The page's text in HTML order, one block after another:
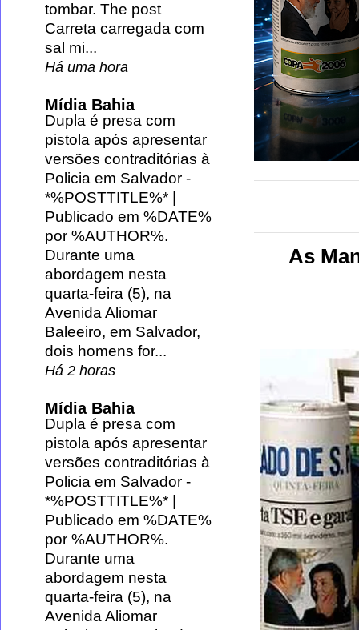
As
tombar. The post
Carreta carregada com
sal mi...
Há uma hora
Mídia Bahia
Dupla é presa com
pistola após apresentar
versões contraditórias à
Policia em Salvador -
*%POSTTITLE%* |
Publicado em %DATE%
por %AUTHOR%.
Durante uma
abordagem nesta
quarta-feira (5), na
Avenida Aliomar
Baleeiro, em Salvador,
dois homens for...
Há 2 horas
Mídia Bahia
Dupla é presa com
pistola após apresentar
versões contraditórias à
Policia em Salvador -
*%POSTTITLE%* |
Publicado em %DATE%
por %AUTHOR%.
Durante uma
abordagem nesta
quarta-feira (5), na
Avenida Aliomar